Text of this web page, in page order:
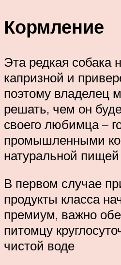
Кормление
Эта редкая собака
капризной и
поэтому владелец
решать, чем он
своего любимца –
промышленными
натуральной пищей
В первом случае
продукты класса
премиум, важно
питомцу
чистой воде